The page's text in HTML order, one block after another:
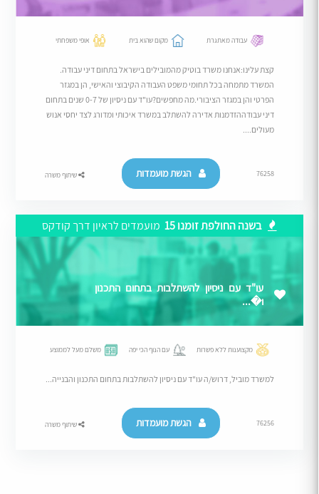
עבודה מאתגרת מקום שהוא בית אופי משפחתי
קצת עלינו:אנחנו משרד בוטיק מהמובילים בישראל בתחום דיני עבודה.
המשרד מתמחה בכל תחומי משפט העבודה הקיבוצי והאישי, הן במגזר
הפרטי והן במגזר הציבורי.מה מחפשים?עו"ד עם ניסיון של 0-7 שנים בתחום
דיני עבודההזדמנות אדירה להשתלב במשרד איכותי ומדורג לצד יחסי אנוש
מעולים....
76258 הגשת מועמדות שיתוף משרה
בשנה החולפת זומנו 15 מועמדים לראיון דרך קודקס
עו"ד עם ניסיון להשתלבות בתחום התכנון
ו�...
מקצוענות ללא פשרות עם הנוף הכי יפה משלם מעל לממוצע
למשרד מוביל, דרוש/ה עו"ד עם ניסיון להשתלבות בתחום התכנון והבנייה...
76256 הגשת מועמדות שיתוף משרה